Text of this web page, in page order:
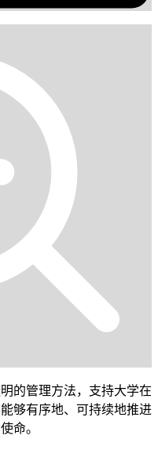
的管理方法，支持大学在
够有序地、可持续地推进
命。